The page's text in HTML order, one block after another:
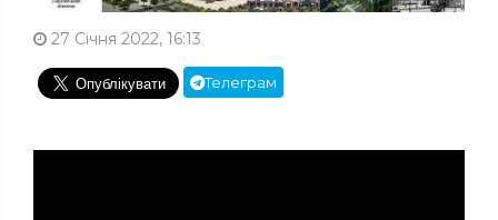
27 Січня 2022, 16:13
Телеграм